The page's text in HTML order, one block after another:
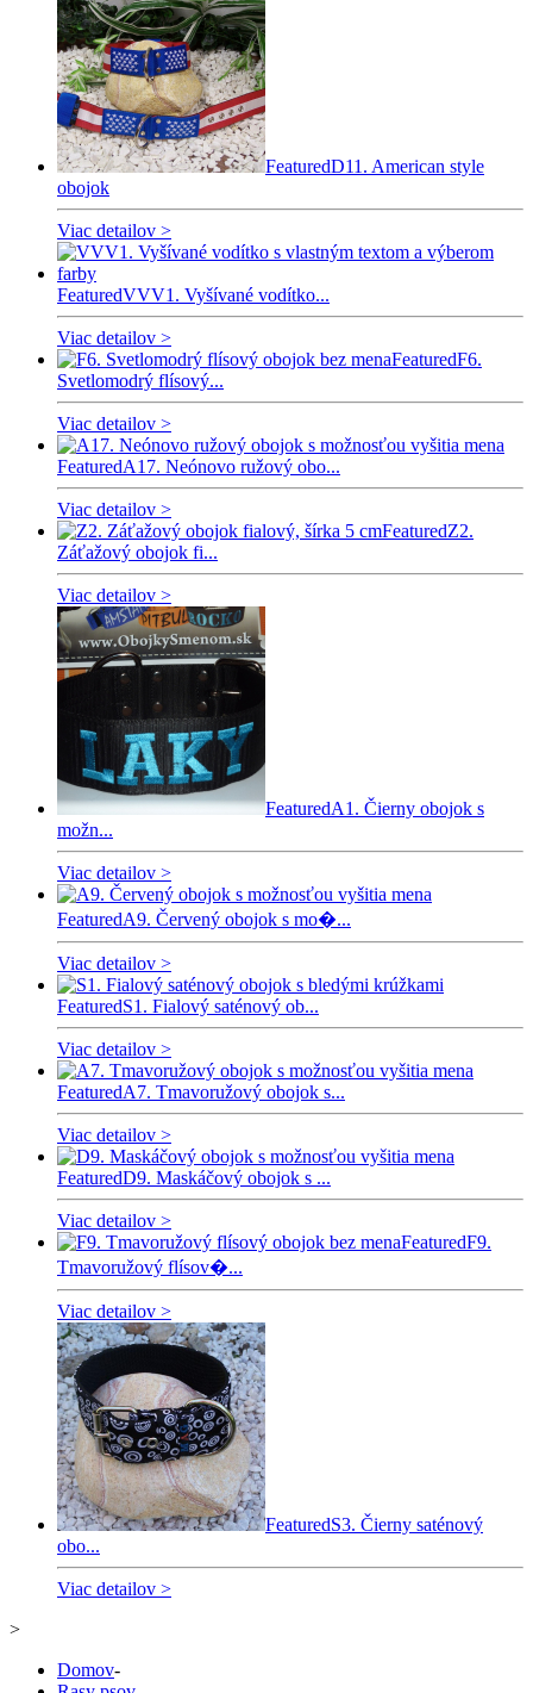
FeaturedD11. American style
obojok
Viac detailov >
FeaturedVVV1. Vyšívané vodítko...
Viac detailov >
FeaturedF6.
Svetlomodrý flísový...
Viac detailov >
FeaturedA17. Neónovo ružový obo...
Viac detailov >
FeaturedZ2.
Záťažový obojok fi...
Viac detailov >
FeaturedA1. Čierny obojok s
možn...
Viac detailov >
FeaturedA9. Červený obojok s mo�...
Viac detailov >
FeaturedS1. Fialový saténový ob...
Viac detailov >
FeaturedA7. Tmavoružový obojok s...
Viac detailov >
FeaturedD9. Maskáčový obojok s ...
Viac detailov >
FeaturedF9.
Tmavoružový flísov�...
Viac detailov >
FeaturedS3. Čierny saténový
obo...
Viac detailov >
>
Domov-